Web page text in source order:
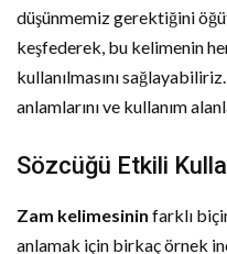
düşünmemiz gerektiğini
keşfederek, bu kelimenin
kullanılmasını
anlamlarını ve kullanım
Sözcüğü Etkili
Zam kelimesinin farklı
anlamak için birkaç örnek